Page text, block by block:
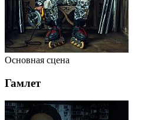
Основная сцена
Гамлет